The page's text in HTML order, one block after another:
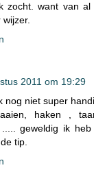
zocht. want van
2011 om 19:29
nog niet super
haken ,
geweldig ik
tip.